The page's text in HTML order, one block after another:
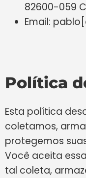
82600-059
Email:
Política
Esta política
coletamos,
protegemos
Você aceita
tal coleta,